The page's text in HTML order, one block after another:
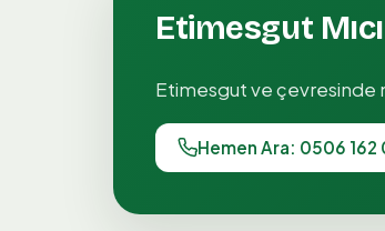
Etimesgut
Etimesgutve çevresinde
Hemen Ara: 0506 162